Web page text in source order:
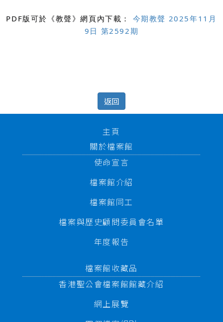
PDF版可於《教聲》網頁內下載： 今期教聲 2025年11月
9日 第2592期
返回
主頁
關於檔案館
使命宣言
檔案館介紹
檔案館同工
檔案與歷史顧問委員會名單
年度報告
檔案館收藏品
香港聖公會檔案館館藏介紹
網上展覽